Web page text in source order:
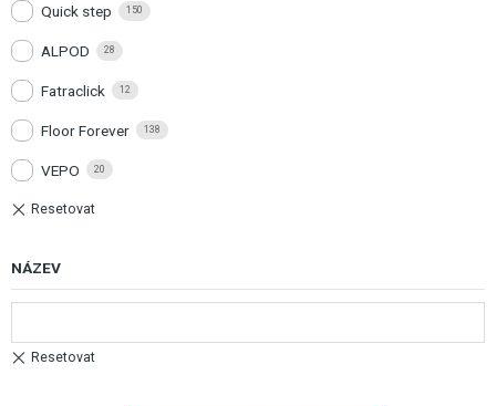
ALPOD 28
Fatraclick 12
Floor Forever 138
Quick step 150
VEPO 20
NÁZEV